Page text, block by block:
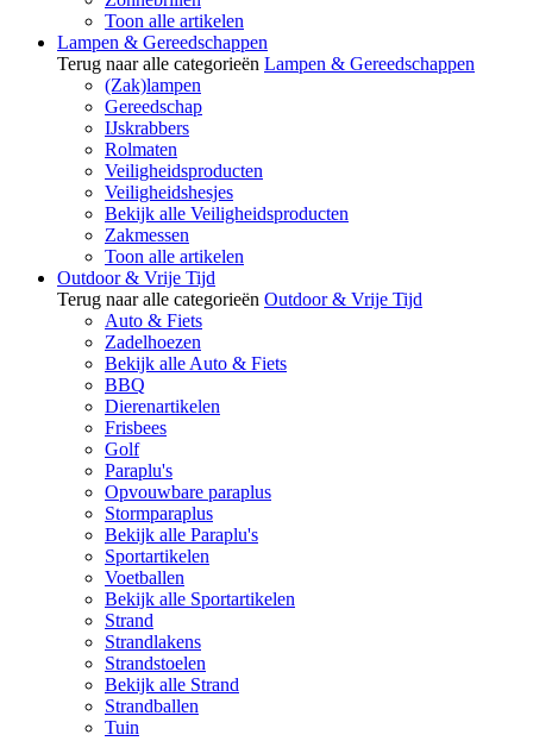
Toon alle artikelen
Lampen & Gereedschappen
Terug naar alle categorieën Lampen & Gereedschappen
(Zak)lampen
Gereedschap
IJskrabbers
Rolmaten
Veiligheidsproducten
Veiligheidshesjes
Bekijk alle Veiligheidsproducten
Zakmessen
Toon alle artikelen
Outdoor & Vrije Tijd
Terug naar alle categorieën Outdoor & Vrije Tijd
Auto & Fiets
Zadelhoezen
Bekijk alle Auto & Fiets
BBQ
Dierenartikelen
Frisbees
Golf
Paraplu's
Opvouwbare paraplus
Stormparaplus
Bekijk alle Paraplu's
Sportartikelen
Voetballen
Bekijk alle Sportartikelen
Strand
Strandlakens
Strandstoelen
Bekijk alle Strand
Strandballen
Tuin